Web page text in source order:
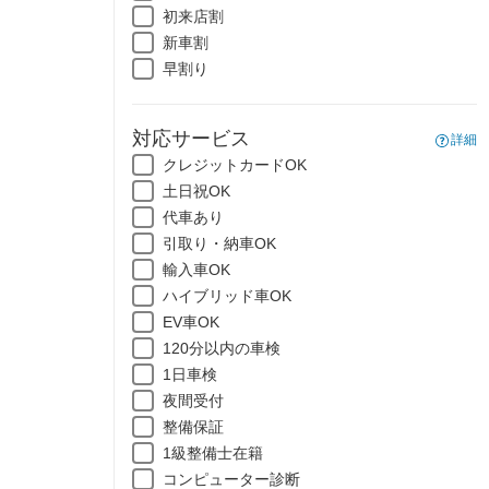
初来店割
新車割
早割り
対応サービス 詳細
クレジットカードOK
土日祝OK
代車あり
引取り・納車OK
輸入車OK
ハイブリッド車OK
EV車OK
120分以内の車検
1日車検
夜間受付
整備保証
1級整備士在籍
コンピューター診断